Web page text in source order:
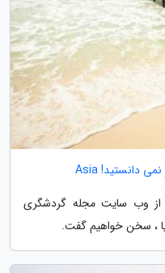
از وب سایت مجله گردشگری
، سخن خواهیم گفت.